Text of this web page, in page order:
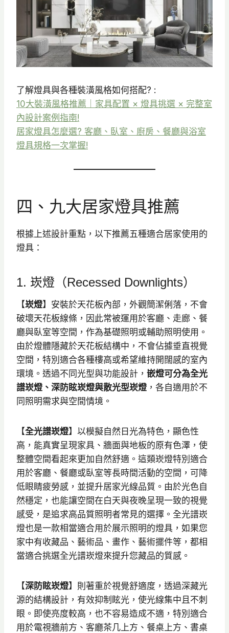
了解燈具與各種裝潢風格如何搭配? :
10大裝潢風格推薦｜家具配置 × 燈具挑選 × 完整室
內設計案例指南!
居家燈具怎麼選? 客廳、臥室、廚房、餐廳與浴室
燈具規格一次掌握!
四、九大居家燈具推薦
根據上述設計重點，以下推薦五種適合居家使用的
燈具：
1. 崁燈（Recessed Downlights）
【崁燈】安裝於天花板內部，外觀簡潔俐落，不會
破壞天花板線條，因此常被運用於客廳、走廊、餐
廳與臥室等空間，作為基礎照明或輔助照明使用。
由於燈體隱藏於天花板結構中，不會佔據垂直視覺
空間，特別適合各種樓高或希望維持開闊感的室內
環境。透過不同光型與功能設計， 嵌燈可分為全光
譜崁燈、深防眩崁燈與散光型崁燈，各自適用於不
同照明需求與空間情境。
【全光譜崁燈】以模擬自然日光為特色，顯色性
高，能真實呈現家具、牆面與地板的原有色澤，使
整體空間看起來更加自然舒適。這類崁燈特別適合
用於客廳、餐廳或臥室等長時間活動的空間，可降
低眼睛疲勞感，並提升居家光線品質。由於光色自
然穩定，也能讓空間在白天與夜晚呈現一致的視覺
感受，是追求高品質照明者常見的選擇。全光譜崁
燈也是一款相當適合用於展示照明的燈具，如果您
家中有收藏品、藝術品、畫作、藝術擺件等，都相
當適合挑選全光譜崁燈來提升您藏品的質感。
【深防眩崁燈】則著重於視覺舒適度，透過深藏光
源的結構設計，有效抑制眩光，使光線集中且不刺
眼。即使亮度較高，也不容易造成不適，特別適合
用於電視牆前方、客廳茶几上方、餐桌上方、書桌